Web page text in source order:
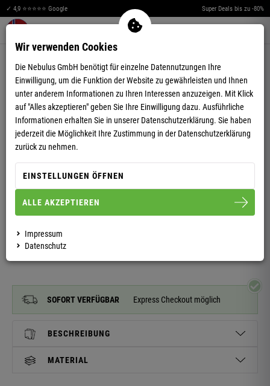
✓ 4,9 ⭐⭐⭐⭐⭐ Google Super Deals bis zu -80%
Warenkorb aufklappen
SOFTSHELLJACKE TROPIC HERREN
SOFORT VERFÜGBAR Express Checkout möglich
BESCHREIBUNG
MATERIAL
Wir verwenden Cookies
Die Nebulus GmbH benötigt für einzelne Datennutzungen Ihre
Einwilligung, um die Funktion der Website zu gewährleisten und Ihnen
unter anderem Informationen zu Ihren Interessen anzuzeigen. Mit Klick
auf "Alles akzeptieren" geben Sie Ihre Einwilligung dazu. Ausführliche
Informationen erhalten Sie in unserer Datenschutzerklärung. Sie haben
jederzeit die Möglichkeit Ihre Zustimmung in der Datenschutzerklärung
zurück zu nehmen.
EINSTELLUNGEN ÖFFNEN
ALLE AKZEPTIEREN
Impressum
Datenschutz